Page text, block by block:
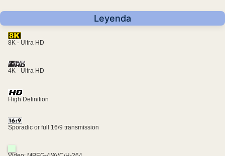
Leyenda
8K - Ultra HD
4K - Ultra HD
High Definition
Sporadic or full 16/9 transmission